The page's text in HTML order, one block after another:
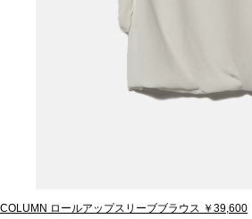
COLUMN ロールアップスリーブブラウス ￥39,600